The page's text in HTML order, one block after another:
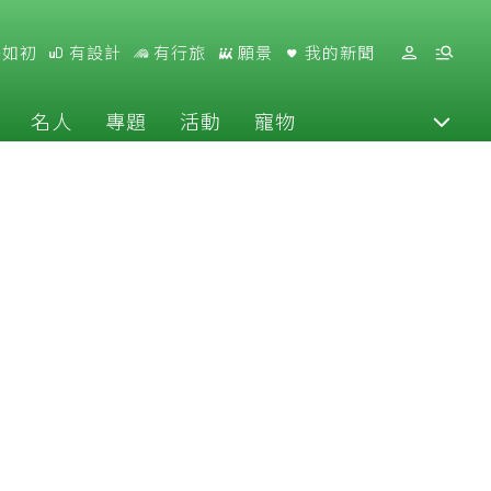
初 有設計 有行旅 願景 我的新聞
名人 專題 活動 寵物